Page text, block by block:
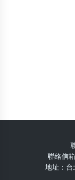
聯絡信箱
地址：台